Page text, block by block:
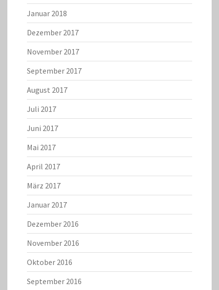
Januar 2018
Dezember 2017
November 2017
September 2017
August 2017
Juli 2017
Juni 2017
Mai 2017
April 2017
März 2017
Januar 2017
Dezember 2016
November 2016
Oktober 2016
September 2016